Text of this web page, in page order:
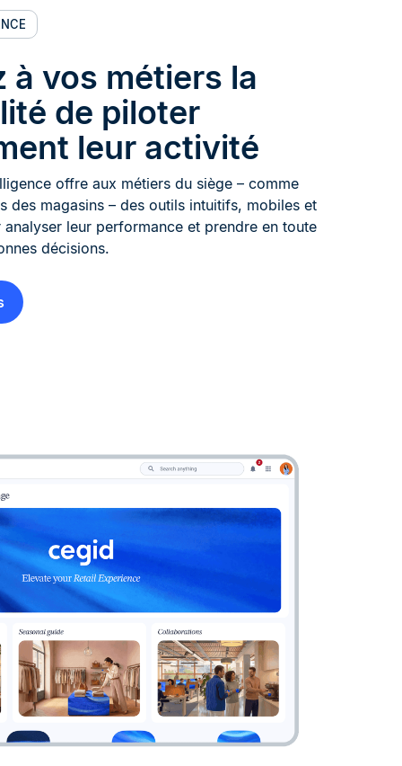
à vos métiers la
de piloter
leur activité
offre aux métiers du siège – comme
des magasins – des outils intuitifs, mobiles et
analyser leur performance et prendre en toute
décisions.